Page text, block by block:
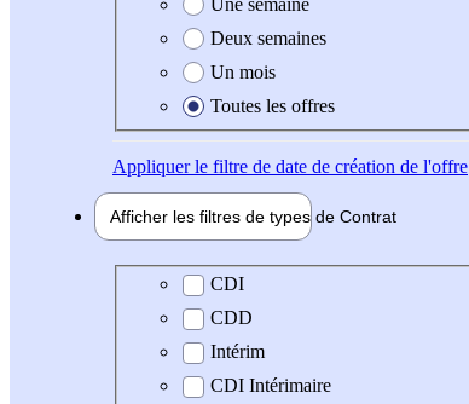
Deux semaines
Un mois
Toutes les offres
Appliquerle filtre de date de création de l'offre
Afficher les filtres de types de Contrat
Type de contrat
CDI
CDD
Intérim
CDI Intérimaire